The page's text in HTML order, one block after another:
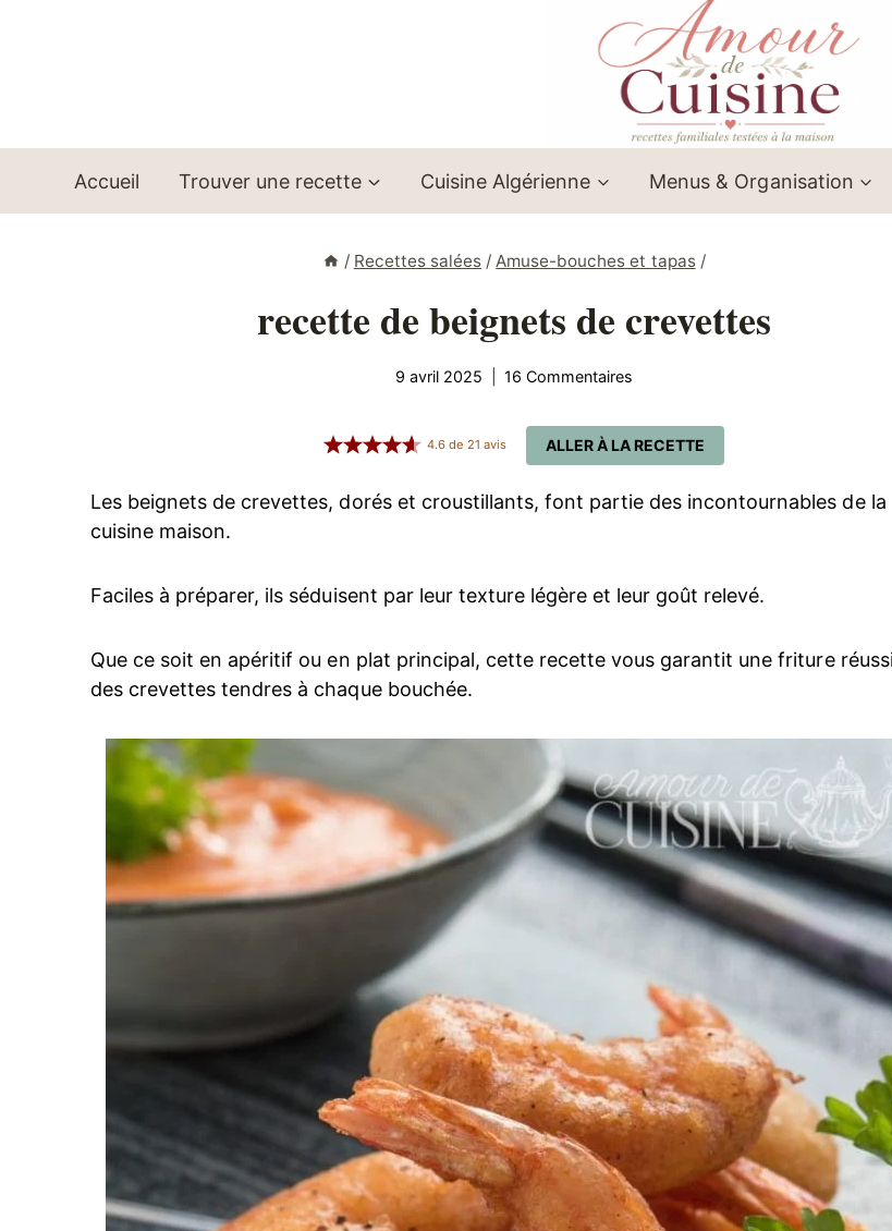
Accueil Trouver une recette Cuisine Algérienne Menus & Organisation
/ Recettes salées / Amuse-bouches et tapas /
recette de beignets de crevettes
9 avril 2025 16 Commentaires
ALLER À LA RECETTE
4.6de 21 avis
Les beignets de crevettes, dorés et croustillants, font partie des incontournables de la
cuisine maison.
Faciles à préparer, ils séduisent par leur texture légère et leur goût relevé.
Que ce soit en apéritif ou en plat principal, cette recette vous garantit une friture
des crevettes tendres à chaque bouchée.